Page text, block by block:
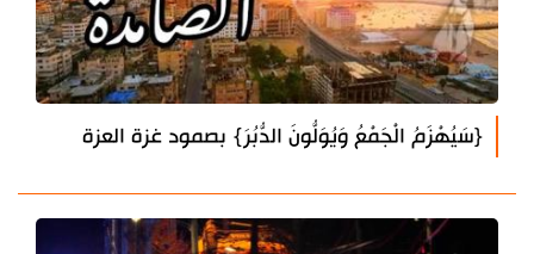
{سَيُهْزَمُ الْجَمْعُ وَيُوَلُّونَ الدُّبُرَ} بصمود غزة العزة